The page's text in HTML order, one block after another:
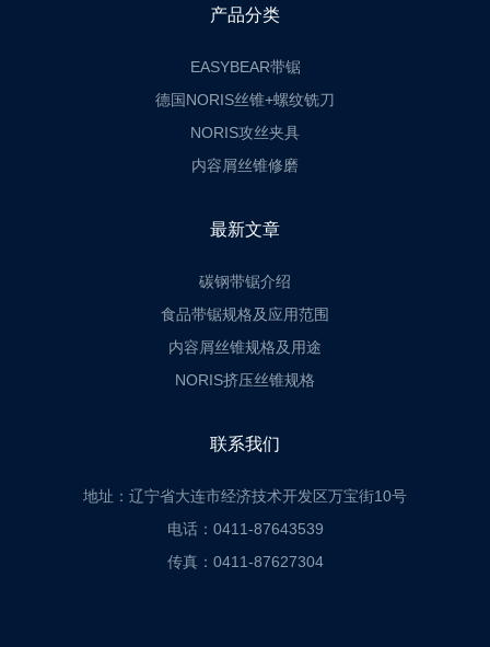
产品分类
EASYBEAR带锯
德国NORIS丝锥+螺纹铣刀
NORIS攻丝夹具
内容屑丝锥修磨
最新文章
碳钢带锯介绍
食品带锯规格及应用范围
内容屑丝锥规格及用途
NORIS挤压丝锥规格
联系我们
地址：辽宁省大连市经济技术开发区万宝街10号
电话：0411-87643539
传真：0411-87627304